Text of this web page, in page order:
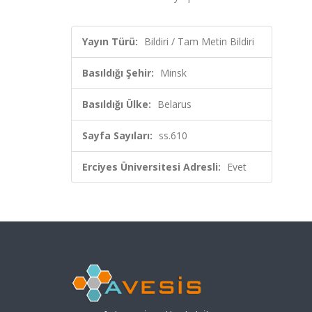
Yayın Türü: Bildiri / Tam Metin Bildiri
Basıldığı Şehir: Minsk
Basıldığı Ülke: Belarus
Sayfa Sayıları: ss.610
Erciyes Üniversitesi Adresli: Evet